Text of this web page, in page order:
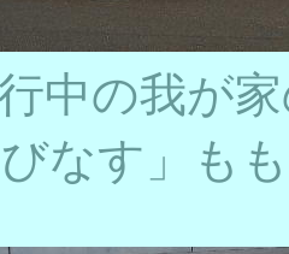
行中の我が
なす」も